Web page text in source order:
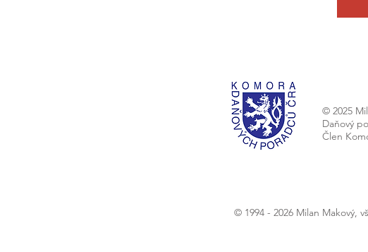
© 2025
Daňový
Člen
© 1994 - 2026 Milan Makový,